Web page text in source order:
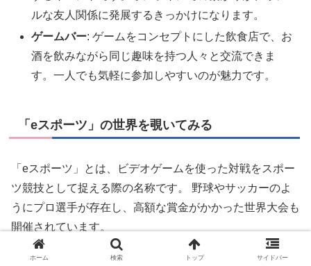
ルな友人関係に発展するきっかけになります。
ゲームバー: ゲームをコンセプトにした飲食店で、お
酒を飲みながら同じ趣味を持つ人々と交流できま
す。一人でも気軽に参加しやすいのが魅力です。
「eスポーツ」の世界を覗いてみる
「eスポーツ」とは、ビデオゲームを使った対戦をスポー
ツ競技として捉える際の名称です。 野球やサッカーのよ
うにプロ選手が存在し、高額な賞金がかかった世界大会も
開催されています。
ホーム 検索 トップ サイドバー